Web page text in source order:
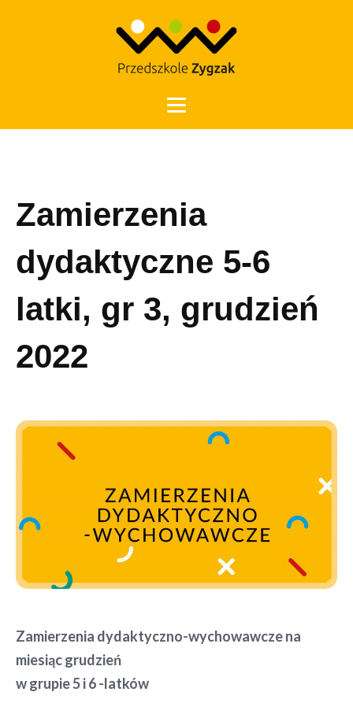
Zamierzenia
dydaktyczne 5-6
latki, gr 3, grudzień
2022
Zamierzenia dydaktyczno-wychowawcze na
miesiąc grudzień
w grupie 5 i 6 -latków